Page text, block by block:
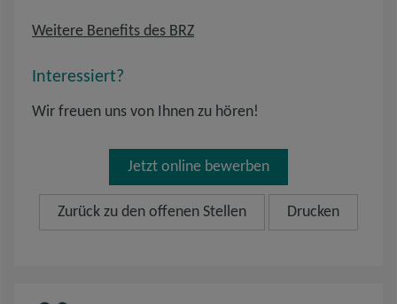
Weitere Benefits des BRZ
Interessiert?
Wir freuen uns von Ihnen zu hören!
Jetzt online bewerben
Zurück zu den offenen Stellen Drucken